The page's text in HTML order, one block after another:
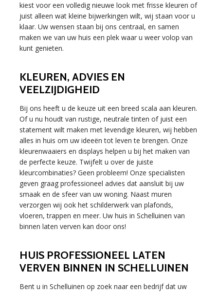
kiest voor een volledig nieuwe look met frisse kleuren of
juist alleen wat kleine bijwerkingen wilt, wij staan voor u
klaar. Uw wensen staan bij ons centraal, en samen
maken we van uw huis een plek waar u weer volop van
kunt genieten.
KLEUREN, ADVIES EN
VEELZIJDIGHEID
Bij ons heeft u de keuze uit een breed scala aan kleuren.
Of u nu houdt van rustige, neutrale tinten of juist een
statement wilt maken met levendige kleuren, wij hebben
alles in huis om uw ideeën tot leven te brengen. Onze
kleurenwaaiers en displays helpen u bij het maken van
de perfecte keuze. Twijfelt u over de juiste
kleurcombinaties? Geen probleem! Onze specialisten
geven graag professioneel advies dat aansluit bij uw
smaak en de sfeer van uw woning. Naast muren
verzorgen wij ook het schilderwerk van plafonds,
vloeren, trappen en meer. Uw huis in Schelluinen van
binnen laten verven kan door ons!
HUIS PROFESSIONEEL LATEN
VERVEN BINNEN IN SCHELLUINEN
Bent u in Schelluinen op zoek naar een bedrijf dat uw